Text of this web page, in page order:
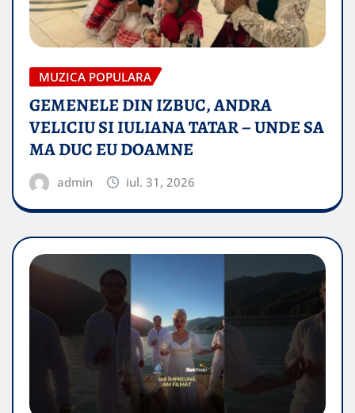
MUZICA POPULARA
GEMENELE DIN IZBUC, ANDRA
VELICIU SI IULIANA TATAR – UNDE SA
MA DUC EU DOAMNE
admin iul. 31, 2026